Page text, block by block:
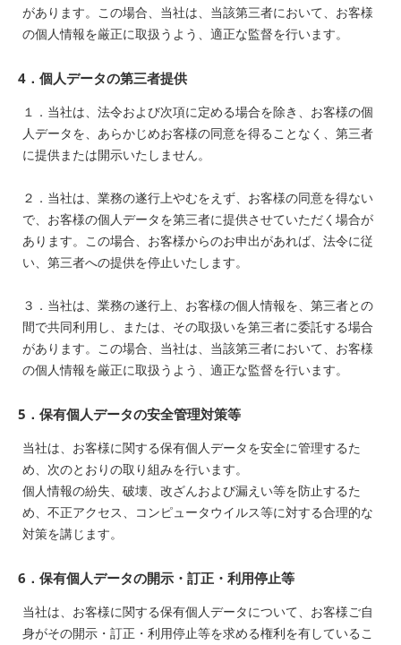
があります。この場合、当社は、当該第三者において、お客様
の個人情報を厳正に取扱うよう、適正な監督を行います。
4．個人データの第三者提供
１．当社は、法令および次項に定める場合を除き、お客様の個
人データを、あらかじめお客様の同意を得ることなく、第三者
に提供または開示いたしません。
２．当社は、業務の遂行上やむをえず、お客様の同意を得ない
で、お客様の個人データを第三者に提供させていただく場合が
あります。この場合、お客様からのお申出があれば、法令に従
い、第三者への提供を停止いたします。
３．当社は、業務の遂行上、お客様の個人情報を、第三者との
間で共同利用し、または、その取扱いを第三者に委託する場合
があります。この場合、当社は、当該第三者において、お客様
の個人情報を厳正に取扱うよう、適正な監督を行います。
5．保有個人データの安全管理対策等
当社は、お客様に関する保有個人データを安全に管理するた
め、次のとおりの取り組みを行います。
個人情報の紛失、破壊、改ざんおよび漏えい等を防止するた
め、不正アクセス、コンピュータウイルス等に対する合理的な
対策を講じます。
6．保有個人データの開示・訂正・利用停止等
当社は、お客様に関する保有個人データについて、お客様ご自
身がその開示・訂正・利用停止等を求める権利を有しているこ